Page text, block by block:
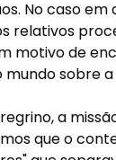
No caso
relativos
motivo de
mundo sobre
a
que o